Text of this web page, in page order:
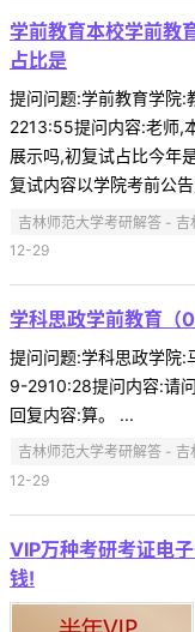
学前教育本校学前教
占比是
提问问题:学前教育学
2213:55提问内容:老师,
展示吗,初复试占比今年
复试内容以学院考前公
吉林师范大学考研解答 -
12-29
学科思政学前教育
提问问题:学科思政学院
9-2910:28提问内容:请
回复内容:算。 ...
吉林师范大学考研解答 -
12-29
VIP万种考研考证电
钱!